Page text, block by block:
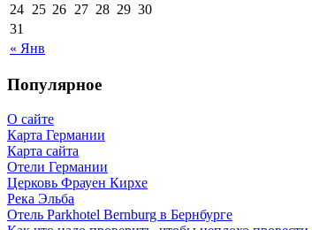
« Янв
24 25 26 27 28 29 30
31
Популярное
О сайте
Карта Германии
Карта сайта
Отели Германии
Церковь Фрауен Кирхе
Река Эльба
Отель Parkhotel Bernburg в Бернбурге